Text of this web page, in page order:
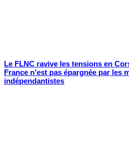
Le FLNC ravive les tensions en
France n’est pas épargnée par les
indépendantistes